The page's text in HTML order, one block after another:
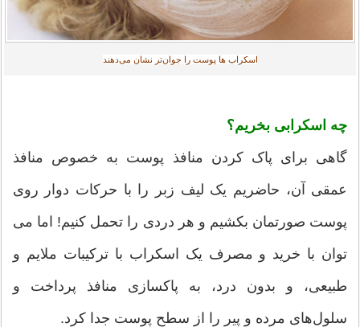
اسکراب ها پوست را جوان‌تر نشان می‌دهند
چه اسکرابی بخریم؟
گاهی برای پاک کردن منافذ پوست به خصوص منافذ
عمقی آن، حاضریم یک لیف زبر را با حرکات دوار روی
پوست صورتمان بکشیم و هر دردی را تحمل کنیم! اما می
توان با خرید و مصرف یک اسکراب با ترکیبات ملایم و
طبیعی، و بدون درد، به پاکسازی منافذ پرداخت و
سلول‌های مرده و پیر را از سطح پوست جدا کرد.